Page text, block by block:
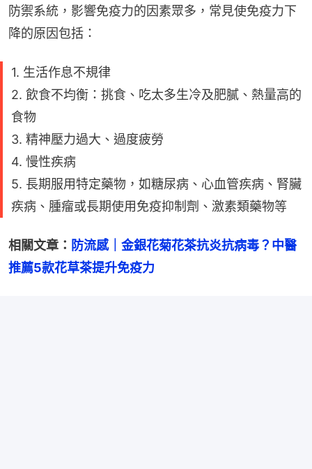
防禦系統，影響免疫力的因素眾多，常見使免疫力下
降的原因包括：
1. 生活作息不規律
2. 飲食不均衡：挑食、吃太多生冷及肥膩、熱量高的
食物
3. 精神壓力過大、過度疲勞
4. 慢性疾病
5. 長期服用特定藥物，如糖尿病、心血管疾病、腎臟
疾病、腫瘤或長期使用免疫抑制劑、激素類藥物等
相關文章： 防流感｜金銀花菊花茶抗炎抗病毒？中醫
推薦5款花草茶提升免疫力